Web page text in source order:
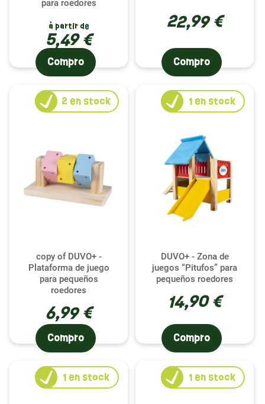
para roedores
à partir de
5,49 €
Compro
22,99 €
Compro
copy of DUVO+ -
Plataforma de juego
para pequeños
roedores
6,99 €
2 en stock
Compro
DUVO+ - Zona de
juegos “Pitufos” para
pequeños roedores
14,90 €
1en stock
Compro
1en stock 1en stock